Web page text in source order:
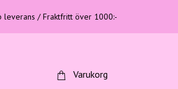
leverans / Fraktfritt över 1000:-
Varukorg